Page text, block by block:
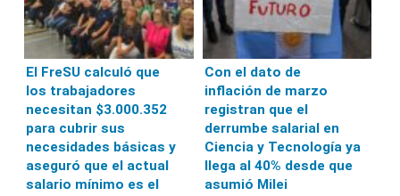
El FreSU calculó que
los trabajadores
necesitan $3.000.352
para cubrir sus
necesidades básicas y
aseguró que el actual
salario mínimo es el
Con el dato de
inflación de marzo
registran que el
derrumbe salarial en
Ciencia y Tecnología ya
llega al 40% desde que
asumió Milei